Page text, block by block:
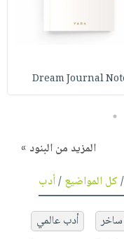
Dream Journal
5
المزيد من البنود »
كل المواضيع/أدب
أدب عالمي